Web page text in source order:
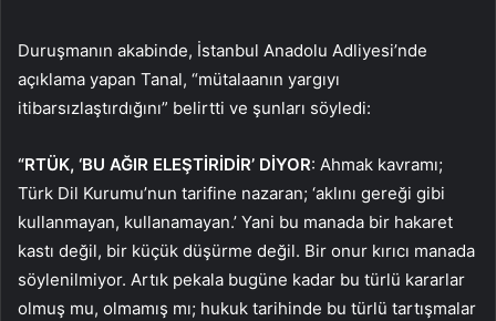
Duruşmanın akabinde, İstanbul Anadolu Adliyesi’nde
açıklama yapan Tanal, “mütalaanın yargıyı
itibarsızlaştırdığını” belirtti ve şunları söyledi:
“RTÜK, ‘BU AĞIR ELEŞTİRİDİR’ DİYOR: Ahmak kavramı;
Türk Dil Kurumu’nun tarifine nazaran; ‘aklını gereği gibi
kullanmayan, kullanamayan.’ Yani bu manada bir hakaret
kastı değil, bir küçük düşürme değil. Bir onur kırıcı manada
söylenilmiyor. Artık pekala bugüne kadar bu türlü kararlar
olmuş mu, olmamış mı; hukuk tarihinde bu türlü tartışmalar